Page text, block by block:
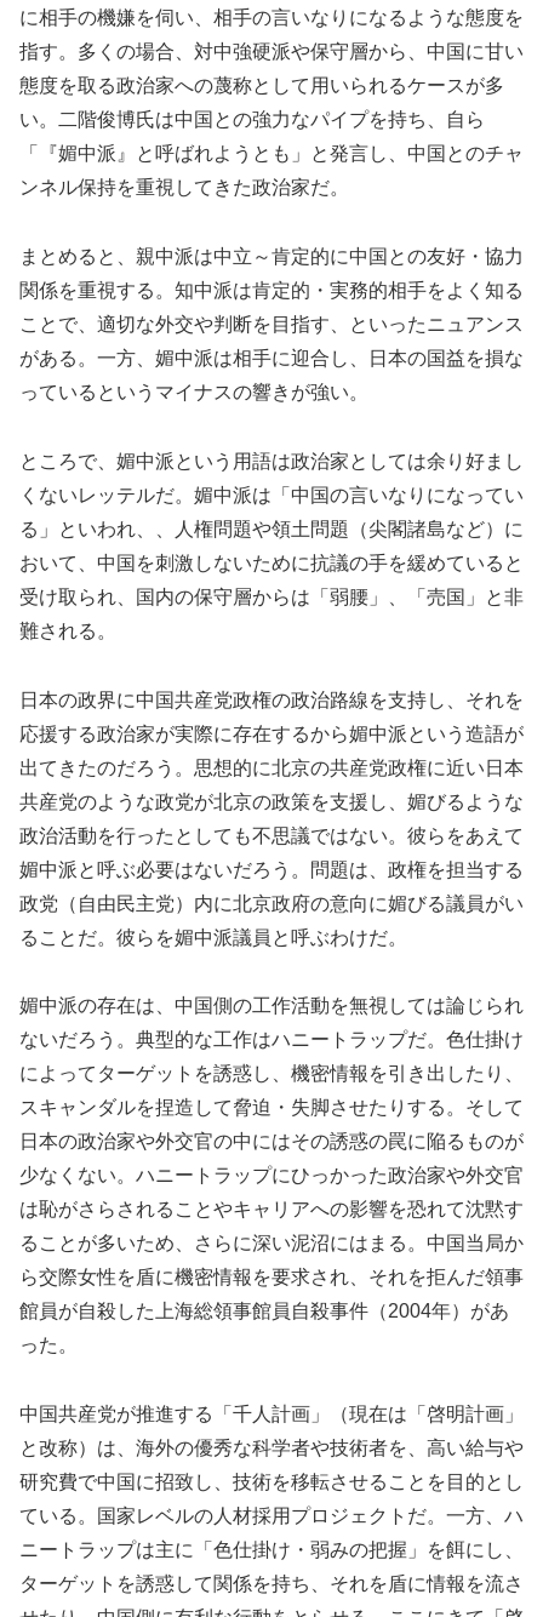
に相手の機嫌を伺い、相手の言いなりになるような態度を
指す。多くの場合、対中強硬派や保守層から、中国に甘い
態度を取る政治家への蔑称として用いられるケースが多
い。二階俊博氏は中国との強力なパイプを持ち、自ら
「『媚中派』と呼ばれようとも」と発言し、中国とのチャ
ンネル保持を重視してきた政治家だ。
まとめると、親中派は中立～肯定的に中国との友好・協力
関係を重視する。知中派は肯定的・実務的相手をよく知る
ことで、適切な外交や判断を目指す、といったニュアンス
がある。一方、媚中派は相手に迎合し、日本の国益を損な
っているというマイナスの響きが強い。
ところで、媚中派という用語は政治家としては余り好まし
くないレッテルだ。媚中派は「中国の言いなりになってい
る」といわれ、、人権問題や領土問題（尖閣諸島など）に
おいて、中国を刺激しないために抗議の手を緩めていると
受け取られ、国内の保守層からは「弱腰」、「売国」と非
難される。
日本の政界に中国共産党政権の政治路線を支持し、それを
応援する政治家が実際に存在するから媚中派という造語が
出てきたのだろう。思想的に北京の共産党政権に近い日本
共産党のような政党が北京の政策を支援し、媚びるような
政治活動を行ったとしても不思議ではない。彼らをあえて
媚中派と呼ぶ必要はないだろう。問題は、政権を担当する
政党（自由民主党）内に北京政府の意向に媚びる議員がい
ることだ。彼らを媚中派議員と呼ぶわけだ。
媚中派の存在は、中国側の工作活動を無視しては論じられ
ないだろう。典型的な工作はハニートラップだ。色仕掛け
によってターゲットを誘惑し、機密情報を引き出したり、
スキャンダルを捏造して脅迫・失脚させたりする。そして
日本の政治家や外交官の中にはその誘惑の罠に陥るものが
少なくない。ハニートラップにひっかった政治家や外交官
は恥がさらされることやキャリアへの影響を恐れて沈黙す
ることが多いため、さらに深い泥沼にはまる。中国当局か
ら交際女性を盾に機密情報を要求され、それを拒んだ領事
館員が自殺した上海総領事館員自殺事件（2004年）があ
った。
中国共産党が推進する「千人計画」（現在は「啓明計画」
と改称）は、海外の優秀な科学者や技術者を、高い給与や
研究費で中国に招致し、技術を移転させることを目的とし
ている。国家レベルの人材採用プロジェクトだ。一方、ハ
ニートラップは主に「色仕掛け・弱みの把握」を餌にし、
ターゲットを誘惑して関係を持ち、それを盾に情報を流さ